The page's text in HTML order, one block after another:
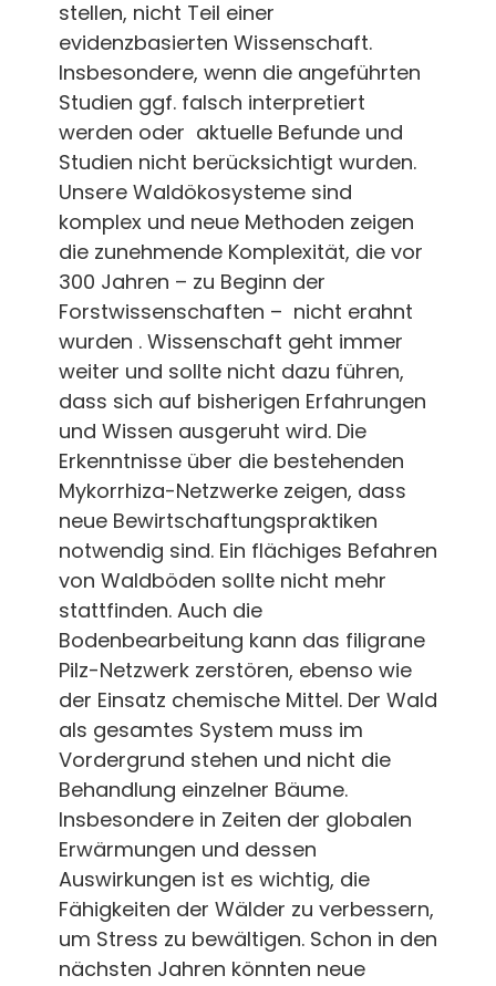
stellen, nicht Teil einer
evidenzbasierten Wissenschaft.
Insbesondere, wenn die angeführten
Studien ggf. falsch interpretiert
werden oder aktuelle Befunde und
Studien nicht berücksichtigt wurden.
Unsere Waldökosysteme sind
komplex und neue Methoden zeigen
die zunehmende Komplexität, die vor
300 Jahren – zu Beginn der
Forstwissenschaften – nicht erahnt
wurden . Wissenschaft geht immer
weiter und sollte nicht dazu führen,
dass sich auf bisherigen Erfahrungen
und Wissen ausgeruht wird. Die
Erkenntnisse über die bestehenden
Mykorrhiza-Netzwerke zeigen, dass
neue Bewirtschaftungspraktiken
notwendig sind. Ein flächiges Befahren
von Waldböden sollte nicht mehr
stattfinden. Auch die
Bodenbearbeitung kann das filigrane
Pilz-Netzwerk zerstören, ebenso wie
der Einsatz chemische Mittel. Der Wald
als gesamtes System muss im
Vordergrund stehen und nicht die
Behandlung einzelner Bäume.
Insbesondere in Zeiten der globalen
Erwärmungen und dessen
Auswirkungen ist es wichtig, die
Fähigkeiten der Wälder zu verbessern,
um Stress zu bewältigen. Schon in den
nächsten Jahren könnten neue